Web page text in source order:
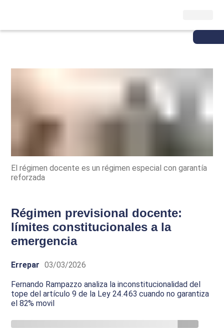
El régimen docente es un régimen especial con garantía
reforzada
Régimen previsional docente:
límites constitucionales a la
emergencia
Errepar 03/03/2026
Fernando Rampazzo analiza la inconstitucionalidad del
tope del artículo 9 de la Ley 24.463 cuando no garantiza
el 82% movil